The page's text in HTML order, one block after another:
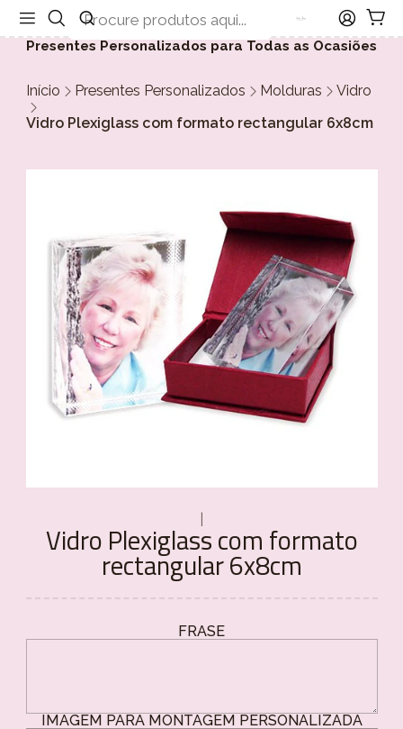
Presentes Personalizados para Todas as Ocasiões
Início Presentes Personalizados Molduras
Vidro
Vidro Plexiglass com formato rectangular 6x8cm
Vidro Plexiglass com formato
rectangular 6x8cm
FRASE
IMAGEM PARA MONTAGEM PERSONALIZADA